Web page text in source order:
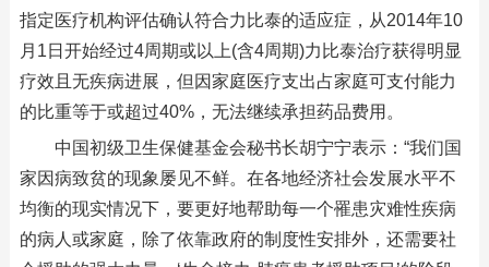
指定医疗机构评估确认符合力比泰的适应症，从2014年10
月1日开始经过4周期或以上(含4周期)力比泰治疗获得明显
疗效且无疾病进展，但因家庭医疗支出占家庭可支付能力
的比重等于或超过40%，无法继续承担药品费用。
中国初级卫生保健基金会秘书长胡宁宁表示：“我们国
家因病致贫的现象屡见不鲜。在各地经济社会发展水平不
均衡的现实情况下，要更好地帮助每一个罹患灾难性疾病
的病人或家庭，除了依靠政府的制度性安排外，还需要社